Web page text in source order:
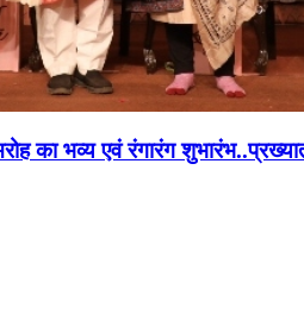
का भव्य एवं रंगारंग